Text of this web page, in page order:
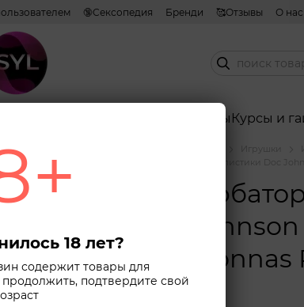
🔞Сексопедия Бренди 🥰Отзывы О нас
Combo наборы Курсы и
Doc Johnson
Belladonnas
Pussy
18 лет?
содержит товары для
подтвердите свой